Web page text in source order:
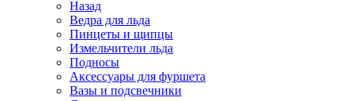
Назад
Ведра для льда
Пинцеты и щипцы
Измельчители льда
Подносы
Аксессуары для фуршета
Вазы и подсвечники